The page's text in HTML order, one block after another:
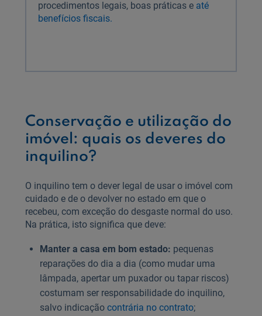
procedimentos legais, boas práticas e até
benefícios fiscais.
Conservação e utilização do
imóvel: quais os deveres do
inquilino?
O inquilino tem o dever legal de usar o imóvel com
cuidado e de o devolver no estado em que o
recebeu, com exceção do desgaste normal do uso.
Na prática, isto significa que deve:
Manter a casa em bom estado: pequenas
reparações do dia a dia (como mudar uma
lâmpada, apertar um puxador ou tapar riscos)
costumam ser responsabilidade do inquilino,
salvo indicação contrária no contrato;